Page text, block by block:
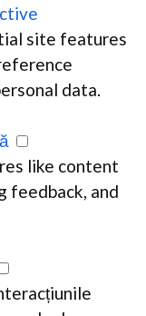
site features
data.
like content
feedback, and